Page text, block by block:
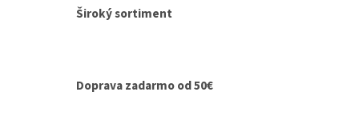
Široký sortiment
Doprava zadarmo od 50€